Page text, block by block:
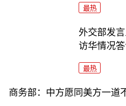
最热
外交部发
访华情况答
最热
商务部：中方愿同美方一道